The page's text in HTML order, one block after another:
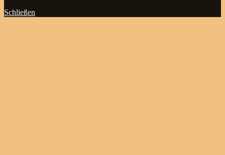
Schließen